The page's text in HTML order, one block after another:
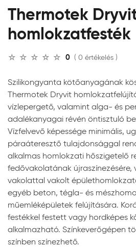
Thermotek
homlokzatfesték
0 ( 0 értékelés )
Szilikongyanta kötőanyagának
Thermotek Dryvit
vízlepergető, valamint alga- és
adalékanyagai révén öntisztuló
Vízfelvevő képessége minimális,
páraáteresztő tulajdonsággal
alkalmas homlokzati hőszigetelő
fedővakolatának újraszínezésére,
vakolattal vakolt
egyéb beton, tégla- és
műemléképületek felújítására.
festékkel festett vagy hordképes
alkalmazható. Színkeverőgépen
színben színezhető.